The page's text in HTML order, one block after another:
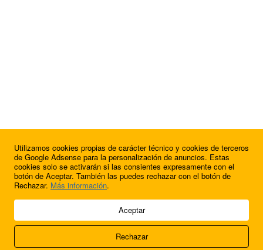
© 2009 - 2026 Soluciones Corporativas IP, SL.
Acerca de nosotros
FútbolBalear
Utilizamos cookies propias de carácter técnico y cookies de terceros
de Google Adsense para la personalización de anuncios. Estas
cookies solo se activarán si las consientes expresamente con el
botón de Aceptar. También las puedes rechazar con el botón de
Rechazar. Más información.
Aceptar
Rechazar